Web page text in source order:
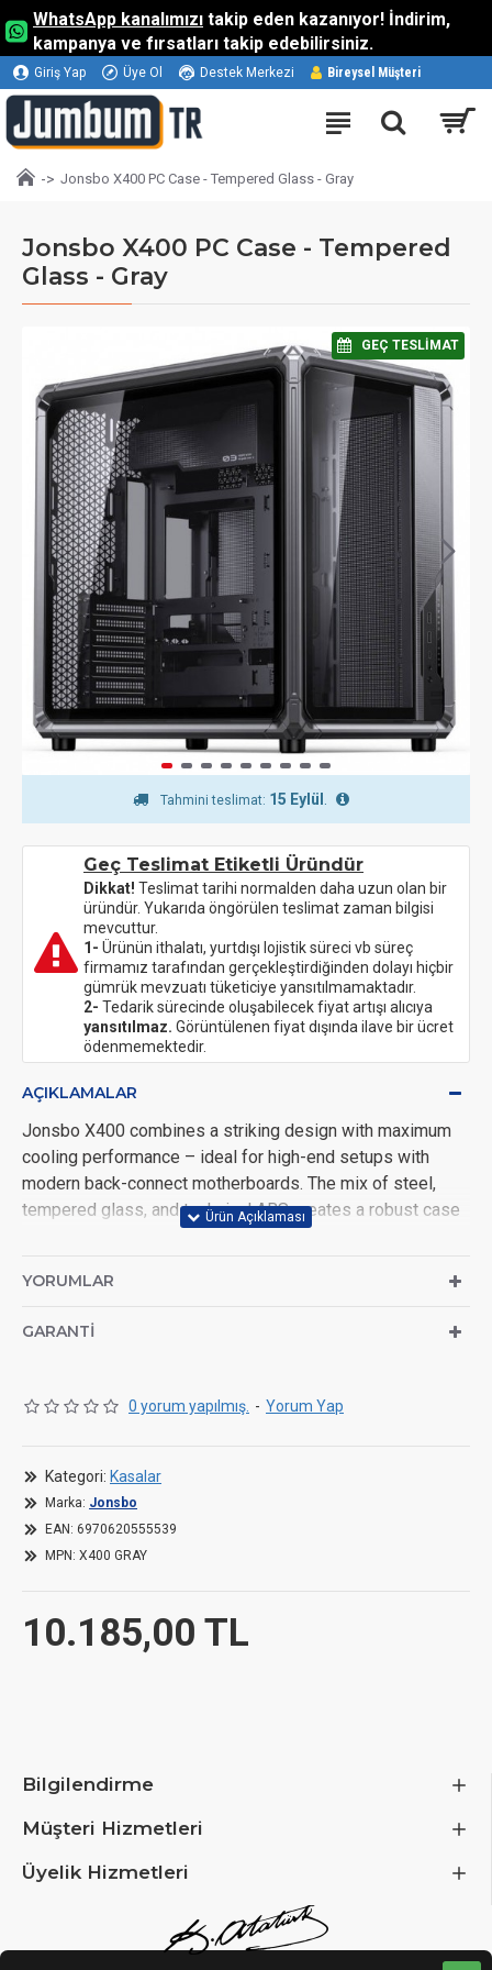
WhatsApp kanalımızı takip eden kazanıyor! İndirim,
kampanya ve fırsatları takip edebilirsiniz.
Giriş Yap Üye Ol Destek Merkezi Bireysel Müşteri
Jonsbo X400 PC Case - Tempered Glass - Gray
Jonsbo X400 PC Case - Tempered
Glass - Gray
⠀GEÇ TESLIMAT
Tahmini teslimat: 15 Eylül
Geç Teslimat Etiketli Üründür
Dikkat! Teslimat tarihi normalden daha uzun olan bir
üründür. Yukarıda öngörülen teslimat zaman bilgisi
mevcuttur.
1- Ürünün ithalatı, yurtdışı lojistik süreci vb süreç
firmamız tarafından gerçekleştirdiğinden dolayı hiçbir
gümrük mevzuatı tüketiciye yansıtılmamaktadır.
2- Tedarik sürecinde oluşabilecek fiyat artışı alıcıya
yansıtılmaz. Görüntülenen fiyat dışında ilave bir ücret
ödenmemektedir.
AÇIKLAMALAR
Jonsbo X400 combines a striking design with maximum
cooling performance – ideal for high-end setups with
modern back-connect motherboards. The mix of steel,
tempered glass, and technical ABS creates a robust case
Supports ATX, M-ATX, and ITX – also with back-connect
Up to 13 fans: 3 top, 3 side, 2 rear, 2 back, 3 bottom
custom loops
USB-C (Gen 2) + 2× USB-A & audio/mic on the front
panel
Height 476.5 mm
Weight
YORUMLAR
GARANTI
0 yorum yapılmış. - Yorum Yap
10.185,00 TL
Kategori: Kasalar
Marka: Jonsbo
EAN: 6970620555539
MPN: X400 GRAY
Bilgilendirme
Müşteri Hizmetleri
Üyelik Hizmetleri